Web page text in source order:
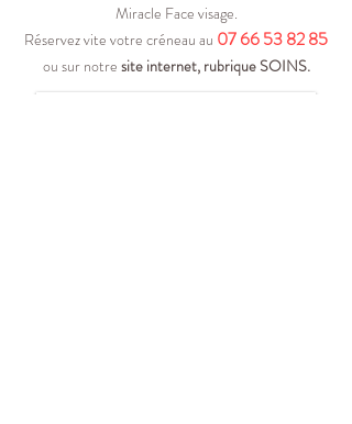
Miracle Face visage.
Réservez vite votre créneau au 07 66 53 82 85
ou sur notre site internet, rubrique SOINS.